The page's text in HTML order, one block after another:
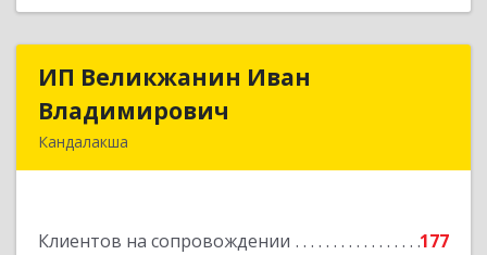
ИП Великжанин Иван
Владимирович
Кандалакша
Клиентов на сопровождении
177
ИП Великжанин Иван
Подробнее